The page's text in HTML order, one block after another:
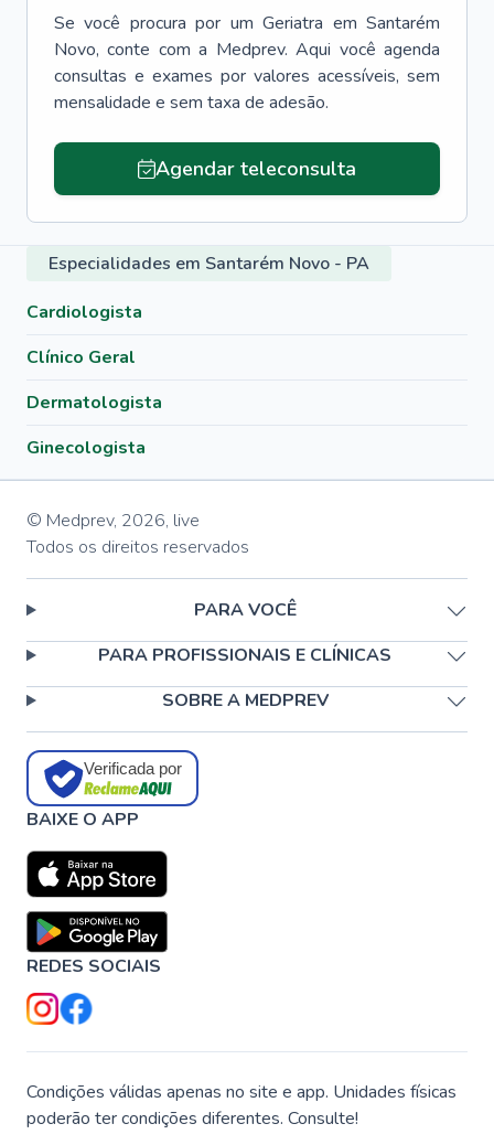
Se você procura por um Geriatra em Santarém
Novo, conte com a Medprev. Aqui você agenda
consultas e exames por valores acessíveis, sem
mensalidade e sem taxa de adesão.
Agendar teleconsulta
Especialidades em Santarém Novo - PA
Cardiologista
Clínico Geral
Dermatologista
Ginecologista
© Medprev, 2026, live
Todos os direitos reservados
PARA VOCÊ
PARA PROFISSIONAIS E CLÍNICAS
SOBRE A MEDPREV
Verificada por
BAIXE O APP
REDES SOCIAIS
Condições válidas apenas no site e app. Unidades físicas
poderão ter condições diferentes. Consulte!